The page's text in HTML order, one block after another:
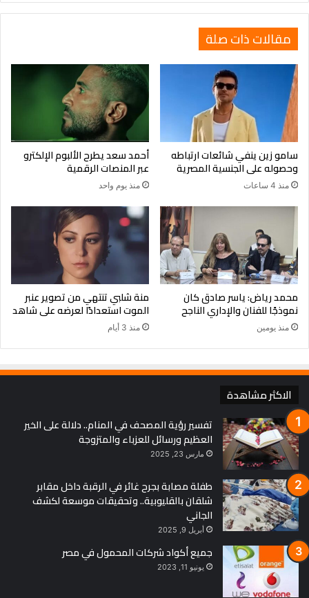
مقالات ذات صلة
سامو زين ينفي شائعات ارتباطه
وحصوله على الجنسية المصرية
منذ 4 ساعات
أحمد سعد يطرح الألبوم الإلكترو
عبر المنصات الرقمية
منذ يوم واحد
محمد رياض: ياسر صادق كان
نموذجًا للفنان والإداري الناجح
منذ يومين
منة شلبي تنتهي من تصوير عنبر
الموت استعدادًا لعرضه على شاهد
منذ 3 أيام
الاكثر مشاهدة
تفسير رؤية المصحف في المنام.. دلالة على الخير
العظيم ورسائل للعزباء والمتزوجة
مارس 23, 2025
طفلة مصابة بجرح غائر في الرقبة داخل مقابر
شلقان بالقليوبية.. وتحقيقات موسعة لكشف
الجاني
أبريل 9, 2025
جميع أكواد شركات المحمول في مصر
يونيو 11, 2023